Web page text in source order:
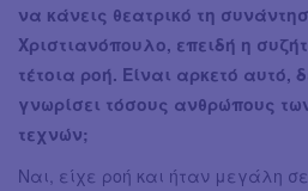
να κάνεις θεατρικό τη
Χριστιανόπουλο, επειδή η
τέτοια ροή. Είναι αρκετό αυτό,
γνωρίσει τόσους ανθρώπους
τεχνών;
Ναι, είχε ροή και ήταν μεγάλη